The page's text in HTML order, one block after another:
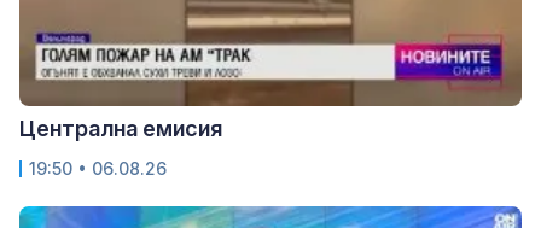
Централна емисия
19:50 • 06.08.26